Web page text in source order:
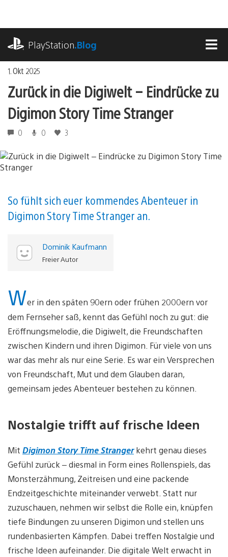
springen
PlayStation.Blog
1. Okt 2025
Zurück in die Digiwelt – Eindrücke zu
Digimon Story Time Stranger
0 0 3
So fühlt sich euer kommendes Abenteuer in
Digimon Story Time Stranger an.
Dominik Kaufmann
Freier Autor
Wer in den späten 90ern oder frühen 2000ern vor
dem Fernseher saß, kennt das Gefühl noch zu gut: die
Eröffnungsmelodie, die Digiwelt, die Freundschaften
zwischen Kindern und ihren Digimon. Für viele von uns
war das mehr als nur eine Serie. Es war ein Versprechen
von Freundschaft, Mut und dem Glauben daran,
gemeinsam jedes Abenteuer bestehen zu können.
Nostalgie trifft auf frische Ideen
Mit Digimon Story Time Strangerkehrt genau dieses
Gefühl zurück – diesmal in Form eines Rollenspiels, das
Monsterzähmung, Zeitreisen und eine packende
Endzeitgeschichte miteinander verwebt. Statt nur
zuzuschauen, nehmen wir selbst die Rolle ein, knüpfen
tiefe Bindungen zu unseren Digimon und stellen uns
rundenbasierten Kämpfen. Dabei treffen Nostalgie und
frische Ideen aufeinander. Die digitale Welt erwacht in